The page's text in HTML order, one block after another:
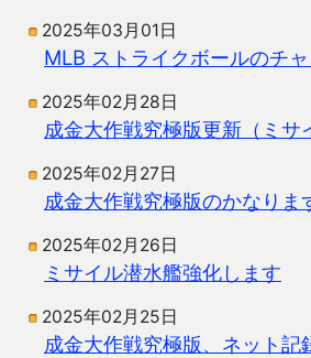
2025年03月01日
MLB ストライクボールのチ
2025年02月28日
成金大作戦究極版更新（ミサ
2025年02月27日
成金大作戦究極版のかなりま
2025年02月26日
ミサイル潜水艦強化します
2025年02月25日
成金大作戦究極版、ネット記